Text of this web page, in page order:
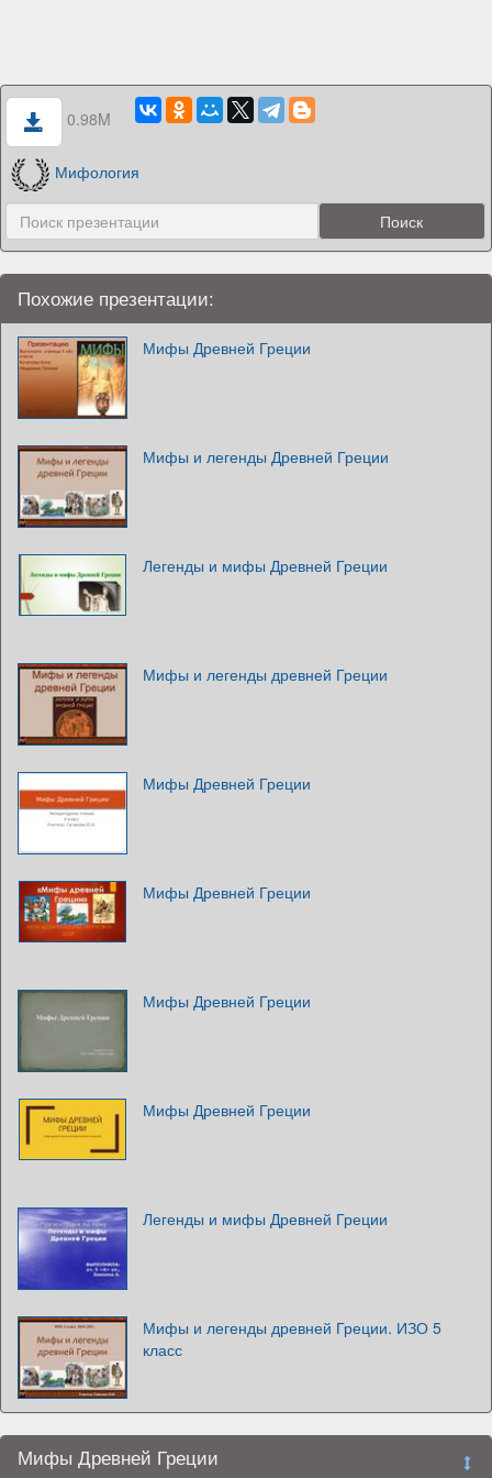
0.98M
Мифология
Похожие презентации:
Мифы Древней Греции
Мифы и легенды Древней Греции
Легенды и мифы Древней Греции
Мифы и легенды древней Греции
Мифы Древней Греции
Мифы Древней Греции
Мифы Древней Греции
Мифы Древней Греции
Легенды и мифы Древней Греции
Мифы и легенды древней Греции. ИЗО 5
класс
Мифы Древней Греции